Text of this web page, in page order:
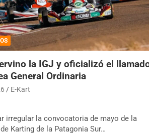
la IGJ y oficializó el
General Ordinaria
E-Kart
irregular la convocatoria de mayo de la
Karting de la Patagonia Sur…